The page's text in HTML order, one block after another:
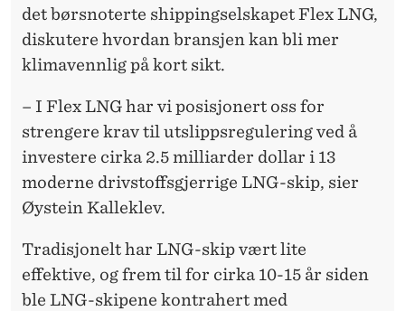
det børsnoterte shippingselskapet Flex LNG,
diskutere hvordan bransjen kan bli mer
klimavennlig på kort sikt.
– I Flex LNG har vi posisjonert oss for
strengere krav til utslippsregulering ved å
investere cirka 2.5 milliarder dollar i 13
moderne drivstoffsgjerrige LNG-skip, sier
Øystein Kalleklev.
Tradisjonelt har LNG-skip vært lite
effektive, og frem til for cirka 10-15 år siden
ble LNG-skipene kontrahert med